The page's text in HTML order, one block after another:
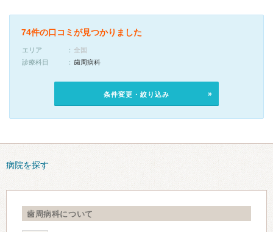
74件の口コミが見つかりました
エリア
全国
診療科目
歯周病科
条件変更・絞り込み
病院を探す
歯周病科について